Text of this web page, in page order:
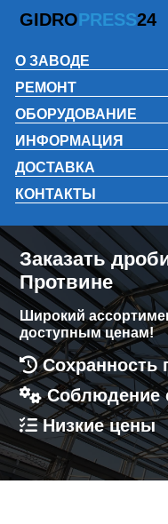
GIDROPRESS24
О ЗАВОДЕ
РЕМОНТ
ОБОРУДОВАНИЕ
ИНФОРМАЦИЯ
ДОСТАВКА
КОНТАКТЫ
Заказать
Протвине
Широкий
доступным ценам!
Сохранность
Соблюдение
Низкие цены